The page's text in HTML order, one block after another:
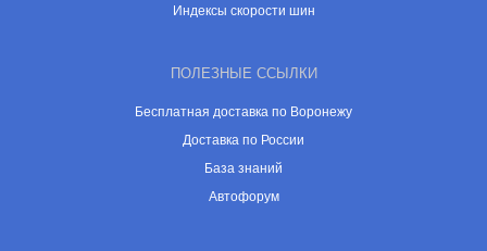
Индексы скорости шин
ПОЛЕЗНЫЕ ССЫЛКИ
Бесплатная доставка по Воронежу
Доставка по России
База знаний
Автофорум